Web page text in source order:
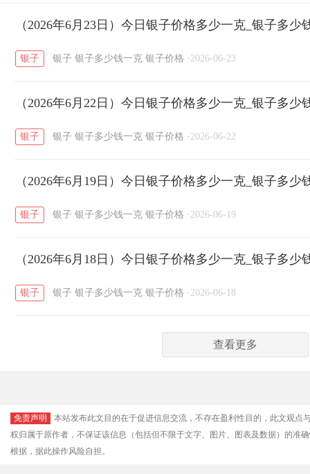
开国纪念币 大清银币 / 长城币 / 老
菜百 周生生 周大生
六福 / 金至尊 潮宏基 / 亚一金店 /
（2026年6月23日）今日银子价格多少一克_银子多少
银子 银子 银子多少钱一克 银子价格 · 2026-06-23
（2026年6月22日）今日银子价格多少一克_银子多少
银子 银子 银子多少钱一克 银子价格 · 2026-06-22
（2026年6月19日）今日银子价格多少一克_银子多少
银子 银子 银子多少钱一克 银子价格 · 2026-06-19
（2026年6月18日）今日银子价格多少一克_银子多少
银子 银子 银子多少钱一克 银子价格 · 2026-06-18
查看更多
免责声明
本站发布此文目的在于促进信息交流，不存在盈利性目的，此文观
权归属于原作者，不保证该信息（包括但不限于文字、图片、图表及数据）的准
根据，据此操作风险自担。